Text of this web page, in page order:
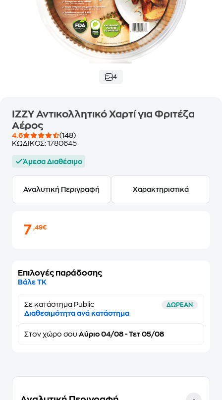
4
ΙΖΖΥ Αντικολλητικό Χαρτί για Φριτέζα
Αέρος
4.6
(148)
ΚΩΔΙΚΟΣ: 1780645
Άμεσα Διαθέσιμο
Αναλυτική Περιγραφή Χαρακτηριστικά
7,49€
Επιλογές παράδοσης
Βάλε ΤΚ
Σε κατάστημα Public ΔΩΡΕΑΝ
Διαθεσιμότητα ανά κατάστημα
Στον χώρο σου Αύριο 04/08 - Τετ 05/08